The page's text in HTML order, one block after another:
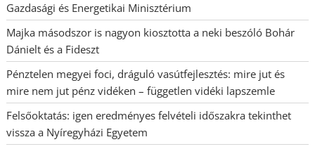
Gazdasági és Energetikai Minisztérium
Majka másodszor is nagyon kiosztotta a neki beszóló Bohár
Dánielt és a Fideszt
Pénztelen megyei foci, dráguló vasútfejlesztés: mire jut és
mire nem jut pénz vidéken – független vidéki lapszemle
Felsőoktatás: igen eredményes felvételi időszakra tekinthet
vissza a Nyíregyházi Egyetem